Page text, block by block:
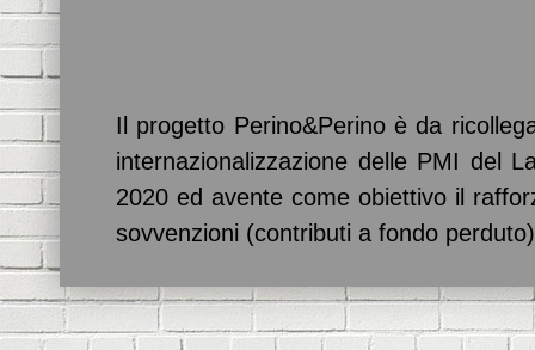
Il progetto Perino&Perino è da
internazionalizzazione delle PMI del
2020 ed avente come obiettivo il
sovvenzioni (contributi a fondo